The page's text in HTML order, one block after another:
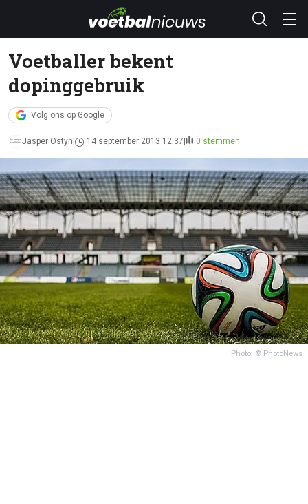
Voetballer bekent
dopinggebruik
Volg ons op Google
Jasper Ostyn 14 september 2013 12:37 0 stemmen
Photo: © PhotoNews